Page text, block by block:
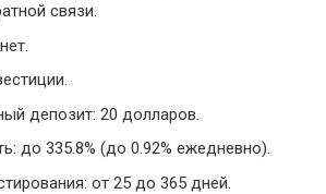
связи.
депозит: 20 долларов.
до 335.8% (до 0.92% ежедневно).
от 25 до 365 дней.